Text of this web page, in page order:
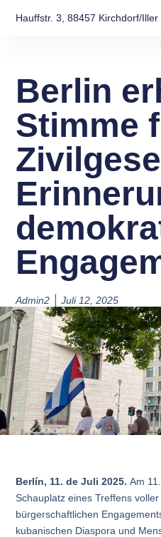
Hauffstr. 3, 88457 Kirchdorf/Iller
Berlin
Stimme
Admin2 Juli 12, 2025
Berlín, 11. de Juli 2025.Am
Schauplatz eines Treffens
bürgerschaftlichen
kubanischen Diaspora und